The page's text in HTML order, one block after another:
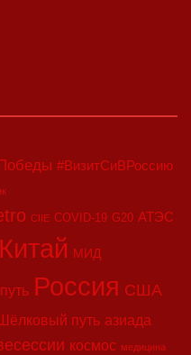
#ВизитСиВРоссию
CIIE COVID-19 G20 АТЭС
Китай МИД
Россия США
Шёлковый путь азиада
космос медицина